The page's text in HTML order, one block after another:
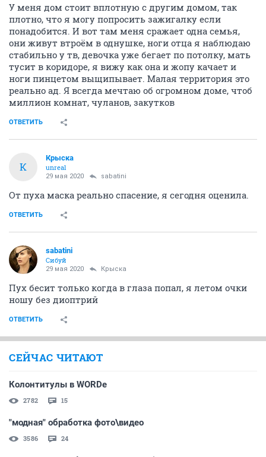
У меня дом стоит вплотную с другим домом, так
плотно, что я могу попросить зажигалку если
понадобится. И вот там меня сражает одна семья,
они живут втроём в однушке, ноги отца я наблюдаю
стабильно у тв, девочка уже бегает по потолку, мать
тусит в коридоре, я вижу как она и жопу качает и
ноги пинцетом выщипывает. Малая территория это
реально ад. Я всегда мечтаю об огромном доме, чтоб
миллион комнат, чуланов, закутков
ОТВЕТИТЬ
К
Крыска
unreal
29 мая 2020 sabatini
От пуха маска реально спасение, я сегодня оценила.
ОТВЕТИТЬ
sabatini
Сибуй
29 мая 2020 Крыска
Пух бесит только когда в глаза попал, я летом очки
ношу без диоптрий
ОТВЕТИТЬ
СЕЙЧАС ЧИТАЮТ
Колонтитулы в WORDе
2782 15
"модная" обработка фото\видео
3586 24